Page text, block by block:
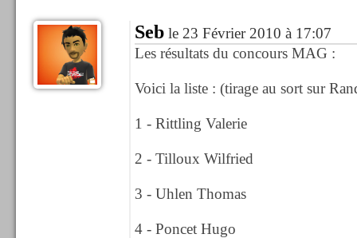
Seble 23 Février 2010 à 17:07
Les résultats du concours MAG :
Voici la liste : (tirage au sort sur
1 - Rittling Valerie
2 - Tilloux Wilfried
3 - Uhlen Thomas
4 - Poncet Hugo